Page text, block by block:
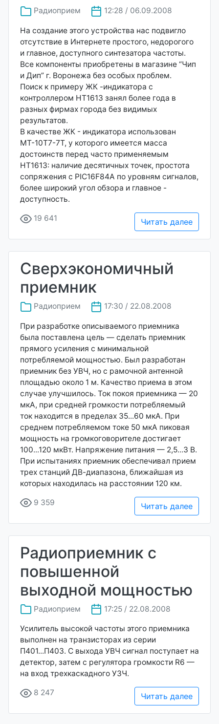
Радиоприем 12:28 / 06.09.2008
На создание этого устройства нас подвигло
отсутствие в Интернете простого, недорогого
и главное, доступного синтезатора частоты.
Все компоненты приобретены в магазине “Чип
и Дип” г. Воронежа без особых проблем.
Поиск к примеру ЖК -индикатора с
контроллером HT1613 занял более года в
разных фирмах города без видимых
результатов.
В качестве ЖК - индикатора использован
МТ-10Т7-7Т, у которого имеется масса
достоинств перед часто применяемым
HT1613: наличие десятичных точек, простота
сопряжения с PIC16F84A по уровням сигналов,
более широкий угол обзора и главное -
доступность.
19 641 Читать далее
Сверхэкономичный
приемник
Радиоприем 17:30 / 22.08.2008
При разработке описываемого приемника
была поставлена цель — сделать приемник
прямого усиления с минимальной
потребляемой мощностью. Был разработан
приемник без УВЧ, но с рамочной антенной
площадью около 1 м. Качество приема в этом
случае улучшилось. Ток покоя приемника — 20
мкА, при средней громкости потребляемый
ток находится в пределах 35...60 мкА. При
среднем потребляемом токе 50 мкА пиковая
мощность на громкоговорителе достигает
100...120 мкВт. Напряжение питания — 2,5...3 В.
При испытаниях приемник обеспечивал прием
трех станций ДВ-диапазона, ближайшая из
которых находилась на расстоянии 120 км.
9 359 Читать далее
Радиоприемник с
повышенной
выходной мощностью
Радиоприем 17:25 / 22.08.2008
Усилитель высокой частоты этого приемника
выполнен на транзисторах из серии
П401...П403. С выхода УВЧ сигнал поступает на
детектор, затем с регулятора громкости R6 —
на вход трехкаскадного УЗЧ.
8 247 Читать далее